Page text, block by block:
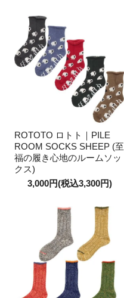
ROTOTO ロトト｜PILE
ROOM SOCKS SHEEP (至
福の履き心地のルームソッ
クス)
3,000円(税込3,300円)